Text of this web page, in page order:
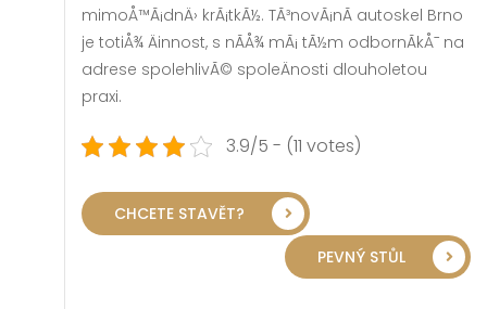
mimoÅ™Ã¡dnÄ› krÃ¡tkÃ½. TÃ³novÃ¡nÃ­ autoskel Brno
je totiÅ¾ Äinnost, s nÃ­Å¾ mÃ¡ tÃ½m odbornÃ­kÅ¯ na
adrese spolehlivÃ© spoleÄnosti dlouholetou
praxi.
3.9/5 - (11 votes)
CHCETE STAVĚT?
PEVNÝ STŮL